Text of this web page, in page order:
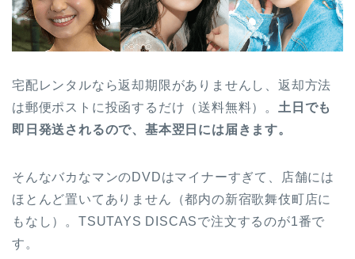
宅配レンタルなら返却期限がありませんし、返却方法
は郵便ポストに投函するだけ（送料無料）。 土日でも
即日発送されるので、基本翌日には届きます。
そんなバカなマンのDVDはマイナーすぎて、店舗には
ほとんど置いてありません（都内の新宿歌舞伎町店に
もなし）。TSUTAYS DISCASで注文するのが1番で
す。